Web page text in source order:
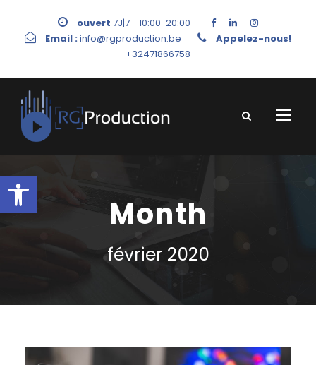
Ouvrir la barre d’outils
ouvert 7J|7 - 10:00-20:00
Email :info@rgproduction.be
Appelez-nous!
+32471866758
Month
février 2020